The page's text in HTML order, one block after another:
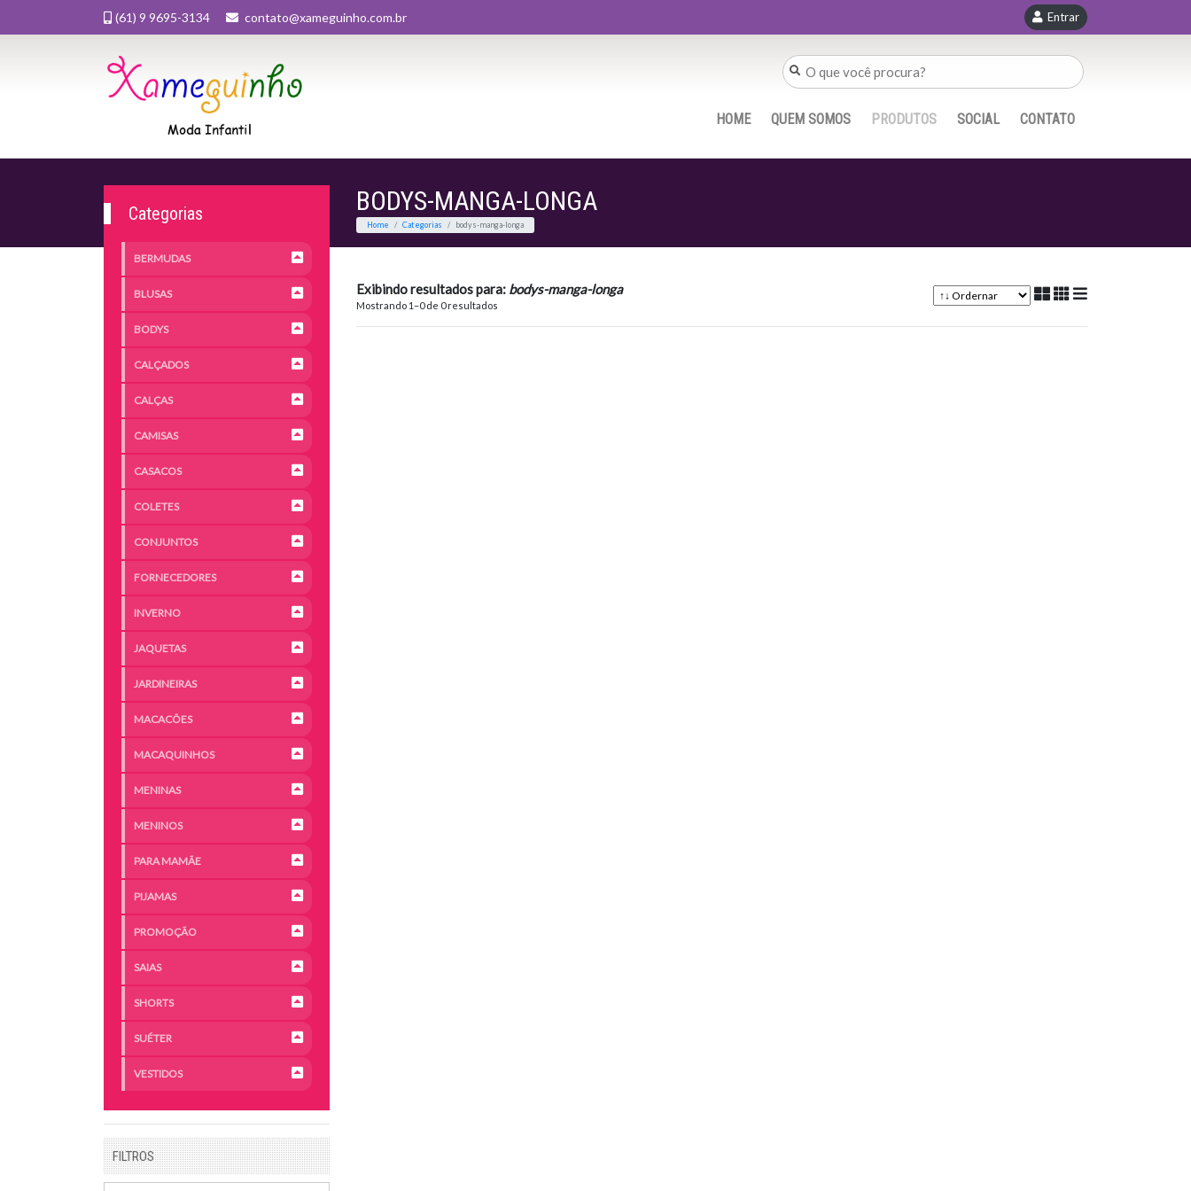
(61) 9 9695-3134 contato@xameguinho.com.br Entrar
HOME QUEM SOMOS PRODUTOS SOCIAL CONTATO
Categorias
BERMUDAS
BLUSAS
BODYS
CALÇADOS
CALÇAS
CAMISAS
CASACOS
COLETES
CONJUNTOS
FORNECEDORES
INVERNO
JAQUETAS
JARDINEIRAS
MACACÕES
MACAQUINHOS
MENINAS
MENINOS
PARA MAMÃE
PIJAMAS
PROMOÇÃO
SAIAS
SHORTS
SUÉTER
VESTIDOS
FILTROS
BODYS-MANGA-LONGA
Home Categorias bodys-manga-longa
Exibindo resultados para: bodys-manga-longa
Mostrando 1–0 de 0 resultados